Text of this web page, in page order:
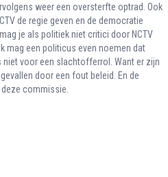
weer een oversterfte optrad. Ook
de regie geven en de democratie
je als politiek niet critici door NCTV
mag een politicus even noemen dat
voor een slachtofferrol. Want er zijn
door een fout beleid. En de
commissie.